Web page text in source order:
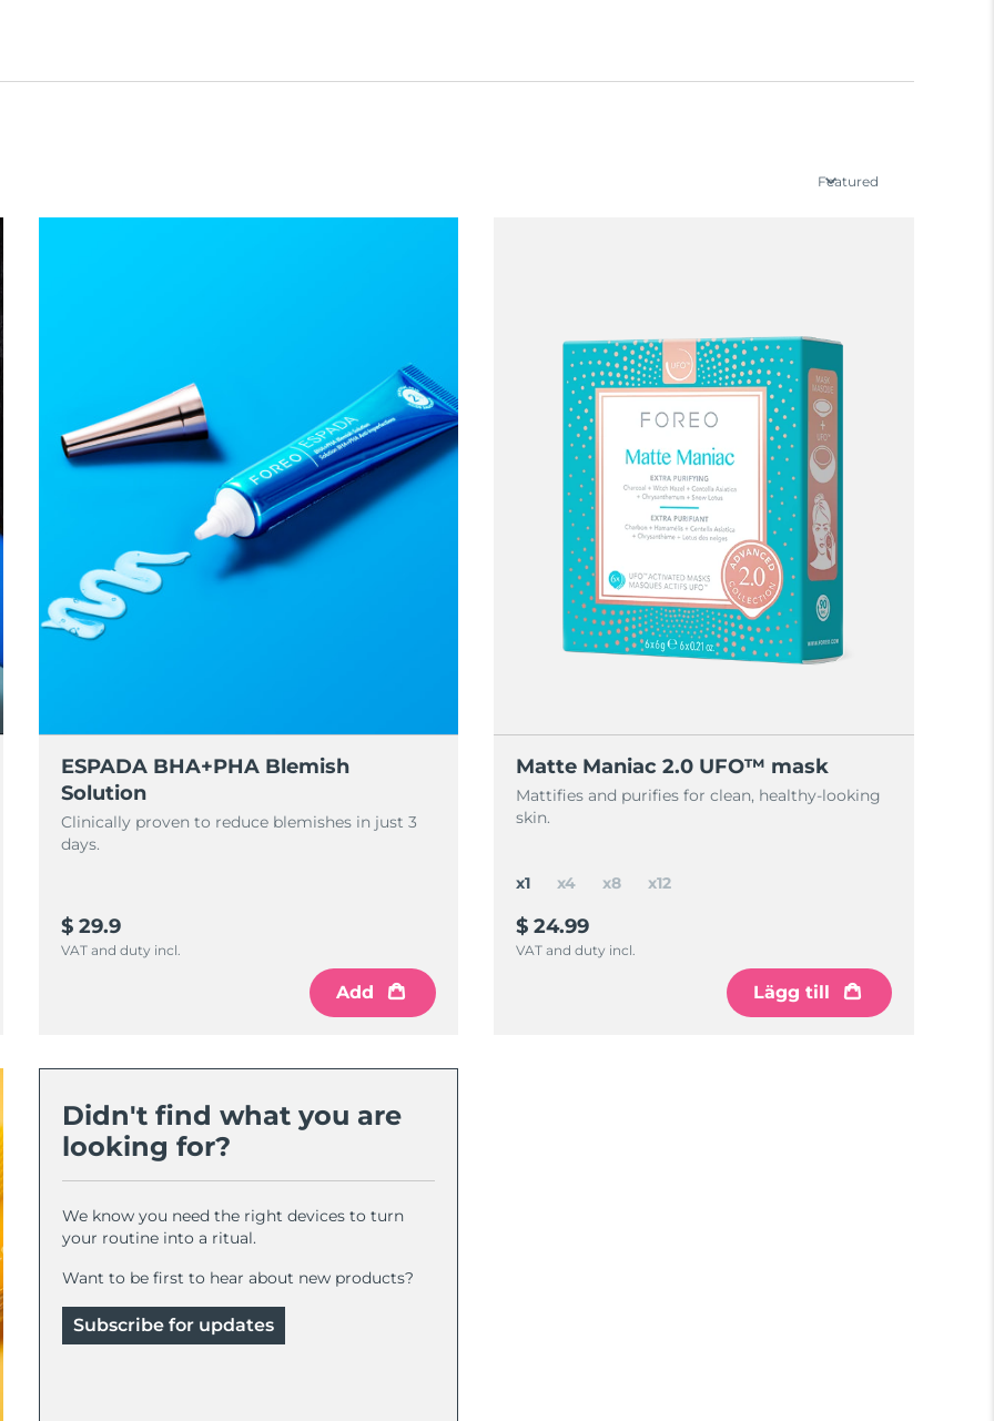
Featured
ESPADA BHA+PHA Blemish
Solution
Clinically proven to reduce blemishes in just 3
days.
$ 29.9
VAT and duty incl.
Add
Matte Maniac 2.0 UFO™ mask
Mattifies and purifies for clean, healthy-looking
skin.
$ 24.99
VAT and duty incl.
Lägg till
x1 x4 x8 x12
Didn't find what you are
looking for?
We know you need the right devices to turn
your routine into a ritual.
Want to be first to hear about new products?
Subscribe for updates